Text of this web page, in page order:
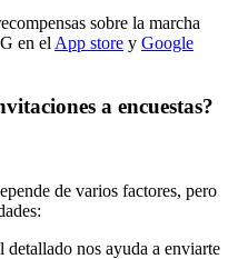
sobre la marcha
en el App store y Google
a encuestas?
de varios factores, pero
detallado nos ayuda a enviarte